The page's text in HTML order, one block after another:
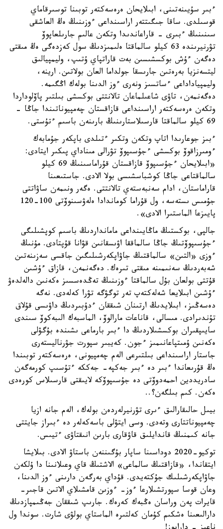
ءبىر سۇيىنەتىنى، ابىلايحان ەرەسەكتەر توبىنا توسىرقاماي
قوسىلدى. ساقا جىگىتتەر اراسىنداعى ءوزىنىڭ ەڭ العاشقى
سىنىنىڭ ءبىرى - قاراعاندىدا وتكەن عالىم جارىلعاپوۆ
تۋرنيرىندە 63 كيلو سالماقتا ەلىمىزدىڭ سول كەزدەگى ەڭ مىقتى
دەگەن ءۇش بوكسشىسىن بەت قاراتپاي ۇتىپ، وليمپيالىق
ليتسەنزيا بەرەتىن جارىسقا جولداما العان بولاتىن. ارينە،
وليمپياداداعى ءساتسىز ونەرى ءوز الدىنا بولەك اڭگىمە.
دەگەنمەن، تاۋى شاعىلماعان تالانتتى بوكسشى بىلتىر پاۆلوداردا
وتكەن ەرەسەكتەر اراسىنداعى قازاقستان چەمپيوناتىندا جاڭا -
69 كيلو سالماقتا قارسىلاستارىنىڭ بارىنەن باسىم ءتۇستى.
ءبىز جوعارىدا اتاپ وتكەن وتكىر ءتىلدى باپكەر جۇمابەك
ءومىرزاقوۆ بوكسشى ءجۇسىپوۆ تۋرالى مىناداي پىكىر ايتادى:
«ابىلايحان ءجۇسىپوۆ قازاقستان قۇراماسىنىڭ 69 كيلو
سالماقتاعى جاڭا كوشباسشىسى بولا الادى. جاستىعىنا
قاراماستان، ادام سەنبەستەي تالانتتى. ەگەر ونىمەن ساۋاتتى
جۇمىس ىستەسە، ول قۇراما كوماندادا ەلەۋسىنوۆتى 100-120
پايىزعا الماستىرا الادى».
جالپى، بوكستىڭ ماڭايىنداعى مامانداردىڭ باسىم كوپشىلىگى
ءجۇسىپوۆتىڭ جاڭا سالماققا اۋىسقانىن قۋانا قۇپتادى. مۇنىڭ
ءوزى «التىن» سالماقتىڭ جاۋاپكەرشىلىگىن جاقسى سەزىنەتىن
شەبەردىڭ سەنىمىنە مىقتى تىرەك. دەگەنمەن، قازاق ءۇشىن
قۇتتى بولعان بۇل سالماقتا ءوزىنىڭ تەڭدەسسىز ەكەنىن دالەلدەۋ
ءۇشىن ابىلايعا شەلەكتەپ تەر توگۋگە تۋرا كەلەدى. نەگە
دەسەڭىز، ابىلايدىڭ ارتىنان شىققان ءدۇبىردىڭ داۋىسى قۇلاق
تۇندىرادى. مىسالى، قاناعات مارالوۆ، الماسبەك الىبەكوۆ سىندى
سايىپقىران بوكسشىلاردىڭ دا ءبىر بارماعى ىشىندە بۇگۋلى
ەكەنىن ۇمىتپاعانىمىز ءجون. كەيبىر سپورت جۋرناليستەرى
جاستار اراسىنداعى بىلتىرعى الەم چەمپيونى، ەرەسەكتەر توبىندا
ەڭ قۇرىعاندا ءبىر دە ءبىر جەكپە- جەككە ءتۇسىپ كورمەگەن
سادريددين احمەدوۆتى دە جۇسىپوۆكە لايىقتى قارسىلاس كورەدى
ەكەن. كىم بىلگەن؟..
بيىل حالىقارالىق ءىرى تۋرنيرلەردەن بولەك، الەم جانە ازيا
چەمپيوناتتارى وتەدى. وسى ايتۋلى باسەكەلەر دە ءبىراز جايتتى
جانە كىمنىڭ قاندايلىق قاۋقارى بارىن انىقتاۋى ءتيىس.
توكيو-2020 دوداسىنا ساپار بۇگىننەن باستاۋ الادى. بىلايشا
ايتقاندا، «قازاقتىڭ سالماعى» الاشتىڭ قاي وعىلانىنا دا ۇلكەن
جاۋاپكەرشىلىك جۇكتەيدى. قۇداي بەرگەن دارىنى ءوز الدىنا،
وعان قوسا سپورتشىلارعا ءوز- ءوزىن قامشىلاي الاتىن قاجىر-
قايرات پەن وراسان ەڭبەك كەرەك. جارىپ شىققان جەڭىمپازدىڭ
دارالىعىنا ەشكىم كۇمان كەلتىرە الماستاي بولۋى شارت. سوندا ول